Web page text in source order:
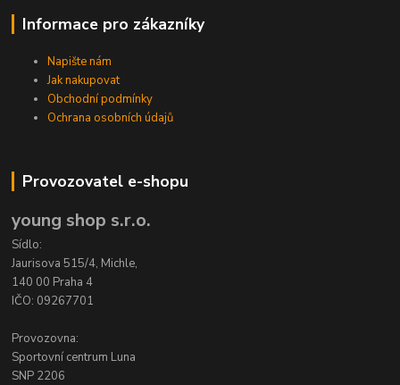
Informace pro zákazníky
Napište nám
Jak nakupovat
Obchodní podmínky
Ochrana osobních údajů
Provozovatel e-shopu
young shop s.r.o.
Sídlo:
Jaurisova 515/4, Michle,
140 00 Praha 4
IČO: 09267701
Provozovna:
Sportovní centrum Luna
SNP 2206